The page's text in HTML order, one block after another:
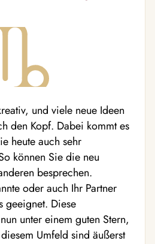
und viele neue Ideen
den Kopf. Dabei kommt es
heute auch sehr
können Sie die neu
besprechen.
oder auch Ihr Partner
geeignet. Diese
unter einem guten Stern,
Umfeld sind äußerst